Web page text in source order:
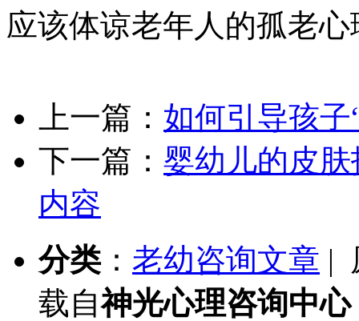
应该体谅老年人的孤老
上一篇： 如何引导孩子
下一篇： 婴幼儿的皮
内容
分类： 老幼咨询文章 |
载自神光心理咨询中心